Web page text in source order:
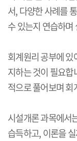
서, 다양한 사례를
수 있는지 연습하
회계원리 공부에
지하는 것이 필요
적으로 풀어보며
시설개론 과목에서
습득하고, 이론을